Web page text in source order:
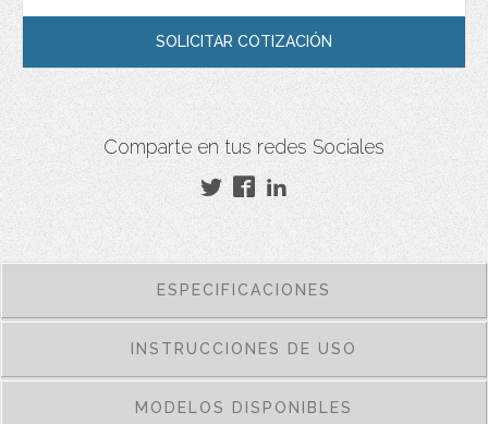
SOLICITAR COTIZACIÓN
Comparte en tus redes Sociales
ESPECIFICACIONES
INSTRUCCIONES DE USO
MODELOS DISPONIBLES